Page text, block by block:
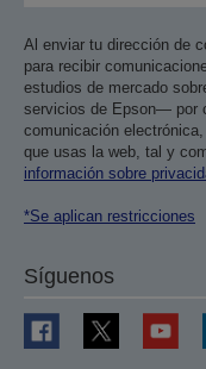
Al enviar tu dirección de
para recibir
estudios de mercado
servicios de Epson— por
comunicación
que usas la web, tal y
información sobre
*Se aplican restricciones
Síguenos